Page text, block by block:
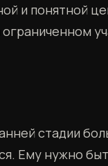
и понятной
стадии
Ему нужно